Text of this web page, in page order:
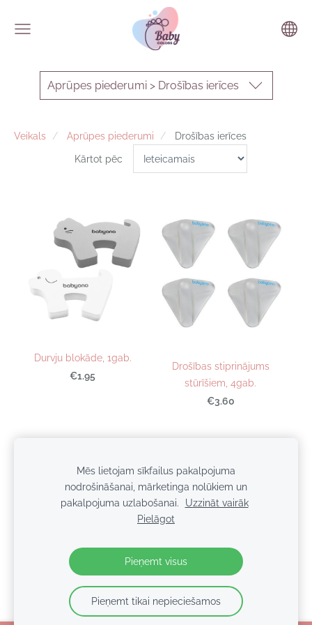
Aprūpes piederumi > Drošības ierīces
Veikals Aprūpes piederumi
Drošības ierīces
Kārtot pēc
Durvju blokāde, 1gab.
€1.95
Drošības stiprinājums
stūrīšiem, 4gab.
€3.60
Sīkdatnes
© 2026 BabyColors.lv | SIA NTBT
Mēs lietojam sīkfailus pakalpojuma
nodrošināšanai, mārketinga nolūkiem un
pakalpojuma uzlabošanai.
Uzzināt vairāk
Pielāgot
Pieņemt visus
Pieņemt tikai nepieciešamos